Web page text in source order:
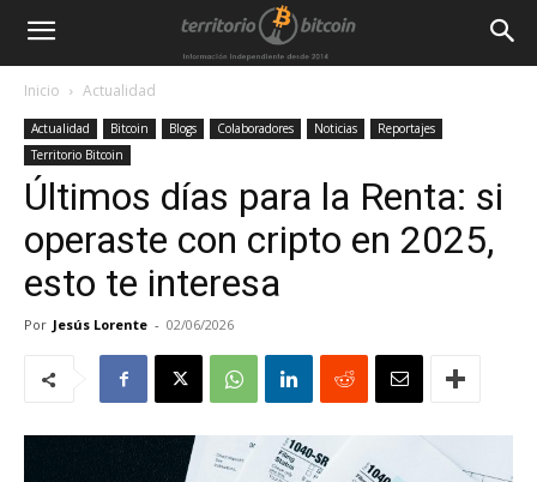
Inicio Actualidad
Actualidad Bitcoin Blogs Colaboradores Noticias
Reportajes
Territorio Bitcoin
Últimos días para la Renta: si
operaste con cripto en 2025,
esto te interesa
Por Jesús Lorente - 02/06/2026